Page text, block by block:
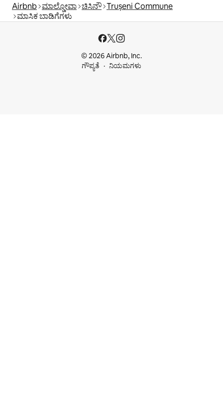
Airbnb ಮಾಲ್ಡೋವಾ ಚಿಸಿನೌ Trușeni Commune
ಮಾಸಿಕ ಬಾಡಿಗೆಗಳು
© 2026 Airbnb, Inc.
ಗೌಪ್ಯತೆ
ನಿಯಮಗಳು